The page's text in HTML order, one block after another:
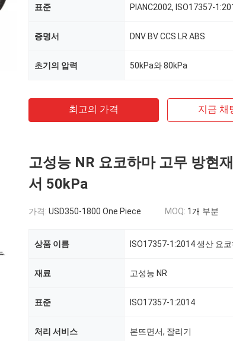
표준 PIANC2002, ISO17357-
증명서 DNV BV CCS LR ABS
초기의 압력 50kPa와 80kPa
최고의 가격 지금 채
고성능 NR 요코하마 고무 방현
서 50kPa
가격: USD350-1800 One Piece MOQ: 1개 부분
상품 이름
재료 고성능 NR
표준 ISO17357-1:2014
처리 서비스 본뜨면서, 잘리기